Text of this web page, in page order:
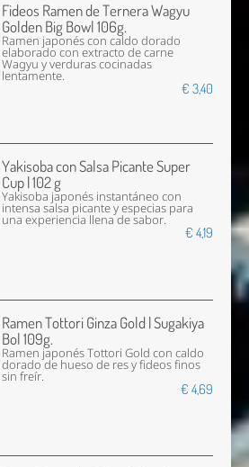
Fideos Ramen de Ternera Wagyu
Golden Big Bowl 106g.
Ramen japonés con caldo dorado
elaborado con extracto de carne
Wagyu y verduras cocinadas
lentamente.
€ 3,40
Yakisoba con Salsa Picante Super
Cup | 102 g
Yakisoba japonés instantáneo con
intensa salsa picante y especias para
una experiencia llena de sabor.
€ 4,19
Ramen Tottori Ginza Gold | Sugakiya
Bol 109g.
Ramen japonés Tottori Gold con caldo
dorado de hueso de res y fideos finos
sin freír.
€ 4,69